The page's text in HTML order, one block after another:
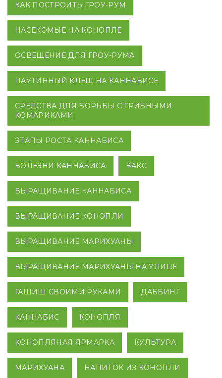
КАК ПОСТРОИТЬ ГРОУ-РУМ
НАСЕКОМЫЕ НА КОНОПЛЕ
ОСВЕЩЕНИЕ ДЛЯ ГРОУ-РУМА
ПАУТИННЫЙ КЛЕЩ НА КАННАБИСЕ
СРЕДСТВА ДЛЯ БОРЬБЫ С ГРИБНЫМИ
КОМАРИКАМИ
ЭТАПЫ РОСТА КАННАБИСА
БОЛЕЗНИ КАННАБИСА ВАКС
ВЫРАЩИВАНИЕ КАННАБИСА
ВЫРАЩИВАНИЕ КОНОПЛИ
ВЫРАЩИВАНИЕ МАРИХУАНЫ
ВЫРАЩИВАНИЕ МАРИХУАНЫ НА УЛИЦЕ
ГАШИШ СВОИМИ РУКАМИ ДАББИНГ
КАННАБИС КОНОПЛЯ
КОНОПЛЯНАЯ ЯРМАРКА КУЛЬТУРА
МАРИХУАНА НАПИТОК ИЗ КОНОПЛИ